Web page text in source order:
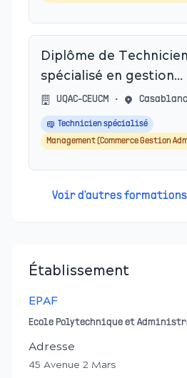
Diplôme de Technicien
spécialisé en gestion
d’entreprises
UQAC-CEUCM •
Technicien spécialisé
Management (Commerce Gestion
Voir d'autres
Établissement
EPAF
Ecole Polytechnique et
Adresse
45 Avenue 2 Mars